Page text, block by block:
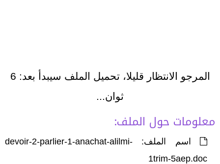
المرجو الانتظار قليلا، تحميل الملف سيبدأ بعد: 6
ثوان...
معلومات حول الملف:
اسم الملف: devoir-2-parlier-1-anachat-alilmi-
1trim-5aep.doc